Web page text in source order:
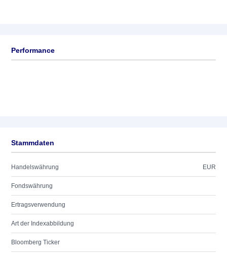
Performance
Stammdaten
Handelswährung EUR
Fondswährung
Ertragsverwendung
Art der Indexabbildung
Bloomberg Ticker